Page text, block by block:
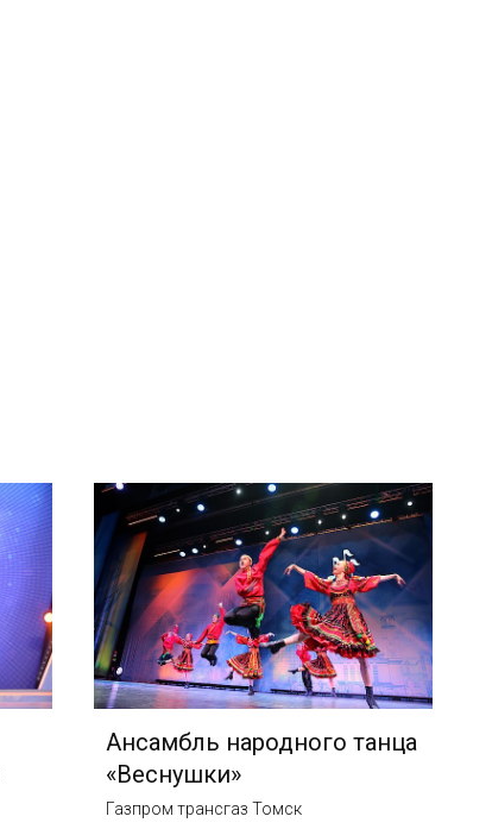
Ансамбль народного танца
«Веснушки»
Газпром трансгаз Томск